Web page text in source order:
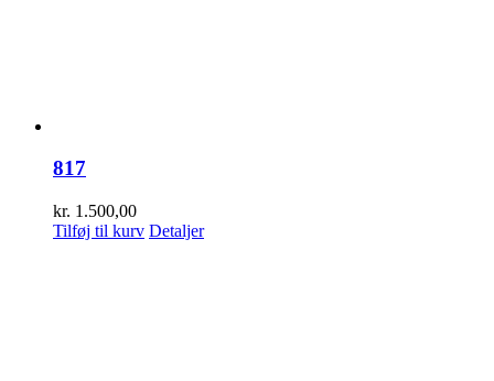
817
kr. 1.500,00
Tilføj til kurv Detaljer